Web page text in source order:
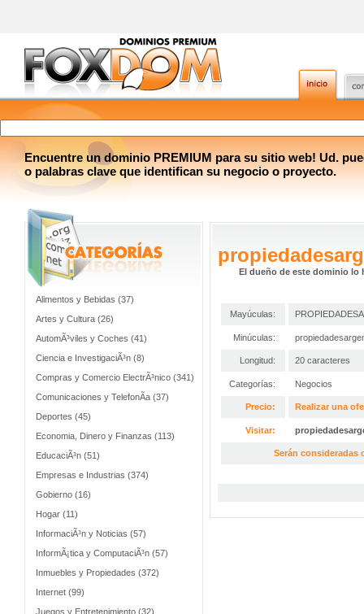
Encuentre un dominio PREMIUM para su sitio web! Ud.
o palabras clave que identifican su negocio o proyecto.
Alimentos y Bebidas (37)
Artes y Cultura (26)
AutomÃ³viles y Coches (41)
Ciencia e InvestigaciÃ³n (8)
Compras y Comercio ElectrÃ³nico (341)
Comunicaciones y TelefonÃ­a (37)
Deportes (45)
Economia, Dinero y Finanzas (113)
EducaciÃ³n (51)
Empresas e Industrias (374)
Gobierno (16)
Hogar (11)
InformaciÃ³n y Noticias (57)
InformÃ¡tica y ComputaciÃ³n (57)
Inmuebles y Propiedades (372)
Internet (99)
Juegos y Entretenimiento (32)
El dueño de este dominio lo
Mayúculas:
Minúculas:
Longitud: 20 caracteres
Categorías: Negocios
Precio: Realizar una
Visitar:
Serán consideradas